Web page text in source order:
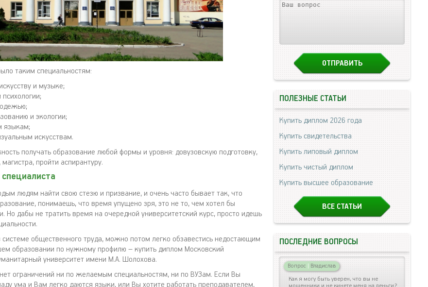
таким специальностям:
и музыке;
психологии;
и экологии;
языкам;
искусствам.
получать образование любой формы и уровня: довузовскую подготовку,
пройти аспирантуру.
людям найти свою стезю и призвание, и очень часто бывает так, что
понимаешь, что время упущено зря, это не то, чем хотел бы
Но дабы не тратить время на очередной университетский курс, просто идешь
общественного труда, можно потом легко обзавестись недостающим
образовании по нужному профилю – купить диплом Московский
университет имени М.А. Шолохова.
ограничений ни по желаемым специальностям, ни по ВУЗам. Если Вы
ума и Вам легко даются языки, или Вы хотите работать преподавателем,
ПОЛЕЗНЫЕ СТАТЬИ
Купить диплом 2026 года
Купить свидетельства
Купить липовый диплом
Купить чистый диплом
Купить высшее образование
ВСЕ СТАТЬИ
ПОСЛЕДНИЕ ВОПРОСЫ
Вопрос | Владислав
Как я могу быть уверен, что вы не